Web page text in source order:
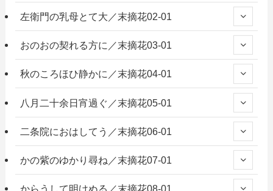
左衛門の乳母とて大／末摘花02-01
おのおの契れる方に／末摘花03-01
秋のころほひ静かに／末摘花04-01
八月二十余日宵過ぐ／末摘花05-01
二条院におはしてう／末摘花06-01
かの紫のゆかり尋ね／末摘花07-01
からうして明けぬる／末摘花08-01